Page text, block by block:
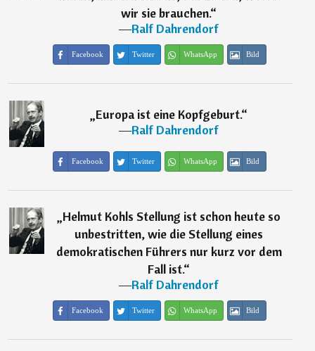
wir sie brauchen.“
―Ralf Dahrendorf
Facebook Twitter WhatsApp Bild
„Europa ist eine Kopfgeburt.“
―Ralf Dahrendorf
Facebook Twitter WhatsApp Bild
„Helmut Kohls Stellung ist schon heute so
unbestritten, wie die Stellung eines
demokratischen Führers nur kurz vor dem
Fall ist.“
―Ralf Dahrendorf
Facebook Twitter WhatsApp Bild